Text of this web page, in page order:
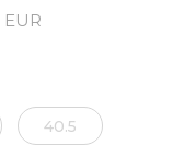
EUR
40.5